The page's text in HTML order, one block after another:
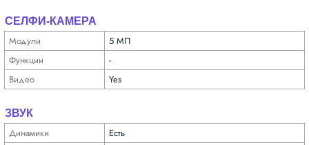
СЕЛФИ-КАМЕРА
Модули
5 МП
Функ­ции
-
Видео
Yes
ЗВУК
Динамики
Есть